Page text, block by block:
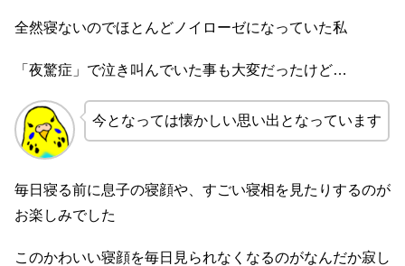
全然寝ないのでほとんどノイローゼになっていた私
「夜驚症」で泣き叫んでいた事も大変だったけど…
今となっては懐かしい思い出となっています
毎日寝る前に息子の寝顔や、すごい寝相を見たりするのが
お楽しみでした
このかわいい寝顔を毎日見られなくなるのがなんだか寂し